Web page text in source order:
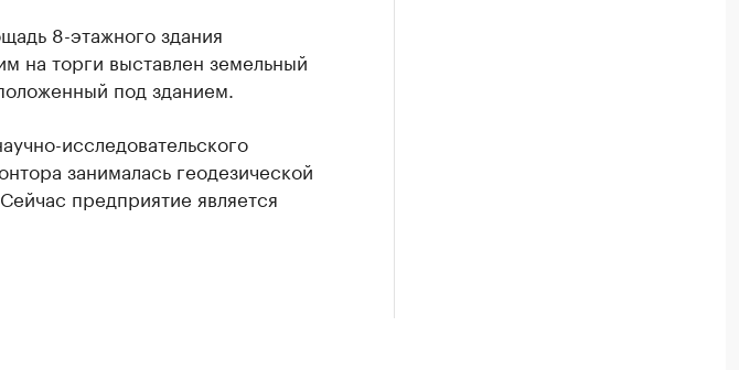
8-этажного здания
на торги выставлен земельный
под зданием.
исследовательского
занималась геодезической
предприятие является